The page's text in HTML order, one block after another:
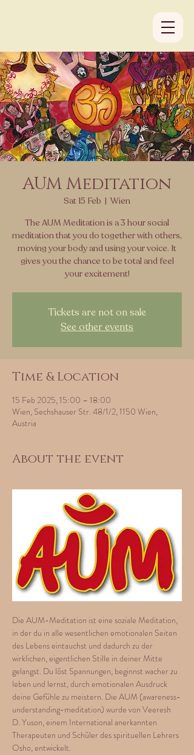
AUM Meditation
Sat 15 Feb
  |
Wien
The AUM Meditation is a 3 hour social
meditation that you do together with others,
moving your body and using your voice. It
gives you the chance to be total and feel
your excitement!
Tickets are not on sale
See other events
Time & Location
15 Feb 2025, 15:00 – 18:00
Wien, Sechshauser Str. 48/1/2, 1150 Wien,
Austria
About the event
Die AUM-Meditation ist eine soziale Meditation,
in der du in alle wesentlichen emotionalen Seiten
des Lebens eintauchst und dadurch zu der
wirklichen, eigentlichen Stille in deiner Mitte
gelangst. Du löst Spannungen, beginnst wacher zu
leben und lernst, durch emotionalen Ausdruck
deine Gefühle zu meistern. Die AUM (awareness-
understanding-meditation) wurde von Veeresh
D. Yuson, einem International anerkannten
Therapeuten und Schüler des spirituellen Lehrers
Osho, entwickelt.